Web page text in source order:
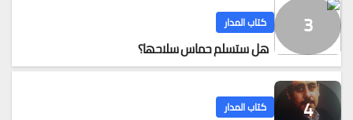
كتاب المدار
هل ستسلم حماس سلاحها؟
كتاب المدار